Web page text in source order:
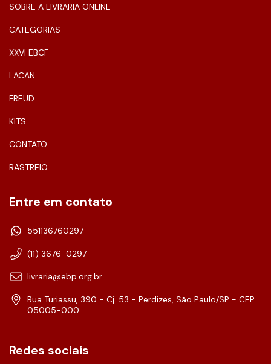
SOBRE A LIVRARIA ONLINE
CATEGORIAS
XXVI EBCF
LACAN
FREUD
KITS
CONTATO
RASTREIO
Entre em contato
551136760297
(11) 3676-0297
livraria@ebp.org.br
Rua Turiassu, 390 - Cj. 53 - Perdizes, São Paulo/SP - CEP
05005-000
Redes sociais